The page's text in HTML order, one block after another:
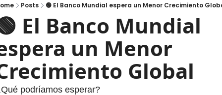
Posts 🟢 El Banco Mundial espera un Menor Crecimiento
El Banco Mundial
un Menor
Global
podríamos esperar?